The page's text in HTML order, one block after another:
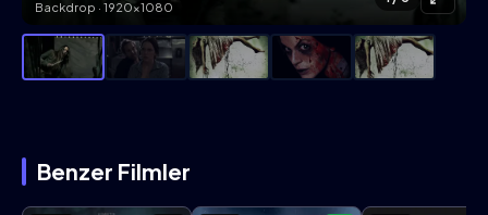
Backdrop · 1920×1080
Benzer Filmler